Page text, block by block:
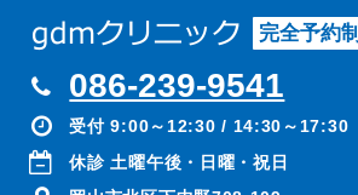
完全予約制
086-239-9541
受付 9:00～12:30 / 14:30～17:30
休診 土曜午後・日曜・祝日